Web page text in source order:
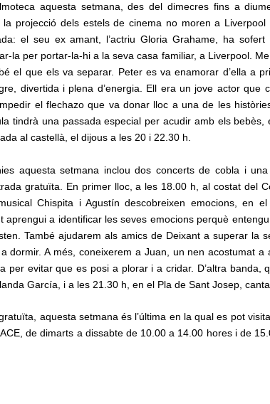
aquesta setmana, des del dimecres fins a
projecció dels estels de cinema no moren a Liverpool
el seu ex amant, l’actriu Gloria Grahame, ha
la per portar-la-hi a la seva casa familiar, a Liverpool.
el que els va separar. Peter es va enamorar d’ella a
divertida i plena d’energia. Ell era un jove actor que
el flechazo que va donar lloc a una de les
tindrà una passada especial per acudir amb els
al castellà, el dijous a les 20 i 22.30 h.
aquesta setmana inclou dos concerts de cobla i
gratuïta. En primer lloc, a les 18.00 h, al costat del
Chispita i Agustín descobreixen emocions, en
aprengui a identificar les seves emocions perquè
També ajudarem als amics de Deixant a superar la
dormir. A més, coneixerem a Juan, un nen acostumat
per evitar que es posi a plorar i a cridar. D’altra banda,
García, i a les 21.30 h, en el Pla de Sant Josep,
aquesta setmana és l’última en la qual es pot
de dimarts a dissabte de 10.00 a 14.00 hores i de